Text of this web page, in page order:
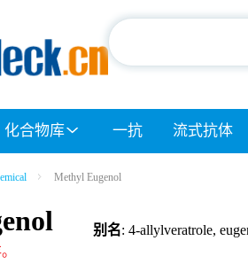
化合物库 一抗 流式抗体
Methyl Eugenol
别名: 4-allylveratrole,